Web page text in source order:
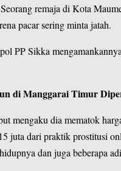
Seorang remaja di Kota
pacar sering minta jatah.
PP Sikka
di Manggarai Timur
mengaku dia mematok
juta dari praktik prostitusi
dan juga beberapa